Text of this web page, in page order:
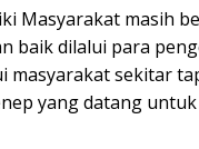
Masyarakat masih
baik dilalui para
masyarakat sekitar
yang datang